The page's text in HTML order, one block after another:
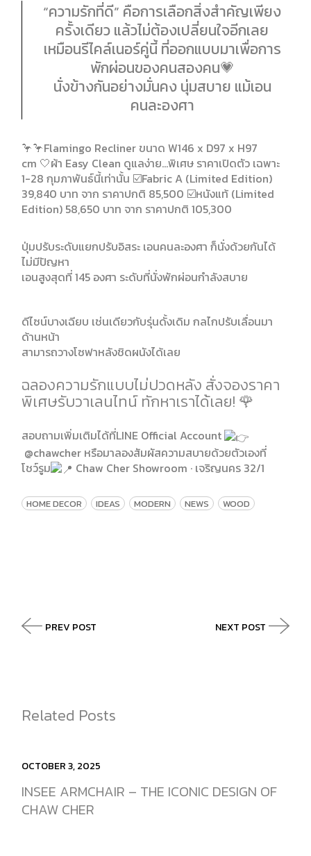
“ความรักที่ดี” คือการเลือกสิ่งสำคัญเพียง
ครั้งเดียว แล้วไม่ต้องเปลี่ยนใจอีกเลย
เหมือนรีไคล์เนอร์คู่นี้ ที่ออกแบบมาเพื่อการ
พักผ่อนของคนสองคน💗
นั่งข้างกันอย่างมั่นคง นุ่มสบาย แม้เอน
คนละองศา
🦩🦩Flamingo Recliner ขนาด W146 x D97 x H97
cm 🤍ผ้า Easy Clean ดูแลง่าย…พิเศษ ราคาเปิดตัว เฉพาะ
1-28 กุมภาพันธ์นี้เท่านั้น ☑️Fabric A (Limited Edition)
39,840 บาท จาก ราคาปกติ 85,500 ☑️หนังแท้ (Limited
Edition) 58,650 บาท จาก ราคาปกติ 105,300
ปุ่มปรับระดับแยกปรับอิสระ เอนคนละองศา ก็นั่งด้วยกันได้
ไม่มีปัญหา
เอนสูงสุดที่ 145 องศา ระดับที่นั่งพักผ่อนกำลังสบาย
ดีไซน์บางเฉียบ เช่นเดียวกับรุ่นดั้งเดิม กลไกปรับเลื่อนมา
ด้านหน้า
สามารถวางโซฟาหลังชิดผนังได้เลย
ฉลองความรักแบบไม่ปวดหลัง สั่งจองราคา
พิเศษรับวาเลนไทน์ ทักหาเราได้เลย! 🌹
สอบถามเพิ่มเติมได้ที่LINE Official Account
@chawcher หรือมาลองสัมผัสความสบายด้วยตัวเองที่
โชว์รูม
Chaw Cher Showroom · เจริญนคร 32/1
HOME DECOR IDEAS MODERN NEWS WOOD
PREV POST NEXT POST
Related Posts
OCTOBER 3, 2025
INSEE ARMCHAIR – THE ICONIC DESIGN OF
CHAW CHER